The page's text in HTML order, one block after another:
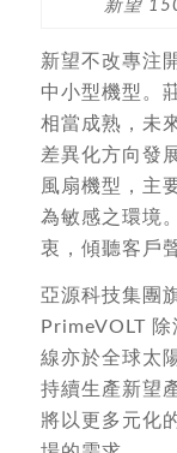
新望
新望不改專注
中小型機型。
相當成熟，未
差異化方向發
風扇機型，主
為敏感之環境
衷，傾聽客戶
亞源科技集團
PrimeVOLT
線亦於全球太
持續生產新望
將以更多元化